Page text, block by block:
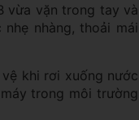
vừa vặn trong tay và
nhàng, thoải mái
khi rơi xuống nước
trong môi trường